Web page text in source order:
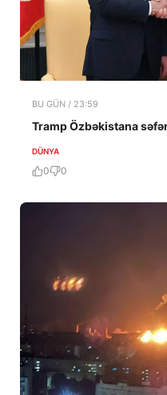
BU GÜN / 23:59
Tramp Özbəkistana
DÜNYA
0 0